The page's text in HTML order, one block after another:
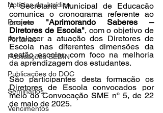
Notícias do Jurídico
Parques
Portarias
Publicações SEDIN
Publicações do DOC
Seminários
Vencimentos
A Secretaria Municipal de Educação
comunica o cronograma referente ao
projeto "Aprimorando Saberes –
Diretores de Escola", com o objetivo de
fortalecer a atuação dos Diretores de
Escola nas diferentes dimensões da
gestão escolar, com foco na melhoria
da aprendizagem dos estudantes.
São participantes desta formação os
Diretores de Escola convocados por
meio do Convocação SME nº 5, de 22
de maio de 2025.